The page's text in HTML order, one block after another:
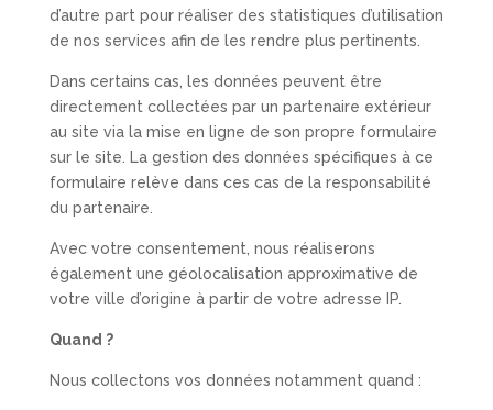
d’autre part pour réaliser des statistiques d’utilisation
de nos services afin de les rendre plus pertinents.
Dans certains cas, les données peuvent être
directement collectées par un partenaire extérieur
au site via la mise en ligne de son propre formulaire
sur le site. La gestion des données spécifiques à ce
formulaire relève dans ces cas de la responsabilité
du partenaire.
Avec votre consentement, nous réaliserons
également une géolocalisation approximative de
votre ville d’origine à partir de votre adresse IP.
Quand ?
Nous collectons vos données notamment quand :